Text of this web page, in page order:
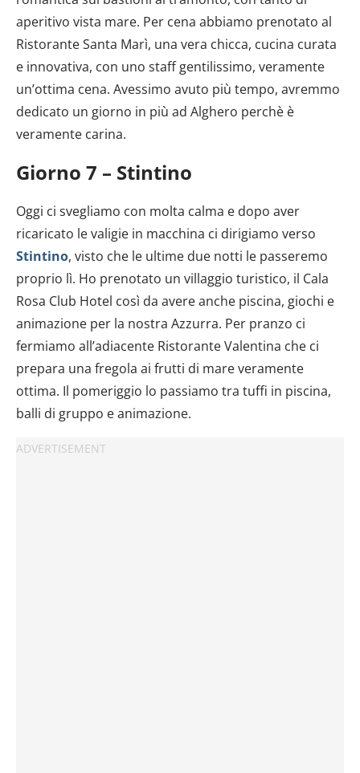
Utilizziamo i cookie per personalizzare contenuti ed
annunci, per fornire funzionalità dei social media e per
informazioni sul modo in cui utilizzi il nostro sito con i
nostri partner che si occupano di analisi dei dati web,
pubblicità e social media, i quali potrebbero combinarle
raccolto dal tuo utilizzo dei loro servizi.
aperitivo vista mare. Per cena abbiamo prenotato al
Ristorante Santa Marì, una vera chicca, cucina curata
e innovativa, con uno staff gentilissimo, veramente
un’ottima cena. Avessimo avuto più tempo, avremmo
dedicato un giorno in più ad Alghero perchè è
veramente carina.
Giorno 7 – Stintino
Oggi ci svegliamo con molta calma e dopo aver
ricaricato le valigie in macchina ci dirigiamo verso
Stintino, visto che le ultime due notti le passeremo
proprio lì. Ho prenotato un villaggio turistico, il Cala
Rosa Club Hotel così da avere anche piscina, giochi e
animazione per la nostra Azzurra. Per pranzo ci
fermiamo all’adiacente Ristorante Valentina che ci
prepara una fregola ai frutti di mare veramente
ottima. Il pomeriggio lo passiamo tra tuffi in piscina,
balli di gruppo e animazione.